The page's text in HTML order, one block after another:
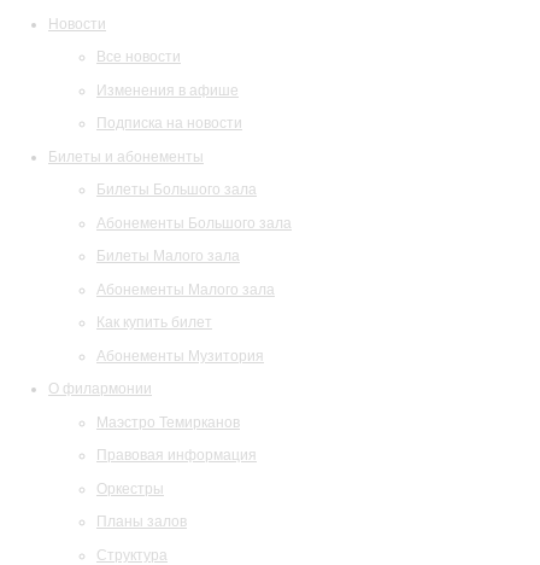
Новости
Все новости
Изменения в афише
Подписка на новости
Билеты и абонементы
Билеты Большого зала
Абонементы Большого зала
Билеты Малого зала
Абонементы Малого зала
Как купить билет
Абонементы Музитория
О филармонии
Маэстро Темирканов
Правовая информация
Оркестры
Планы залов
Структура